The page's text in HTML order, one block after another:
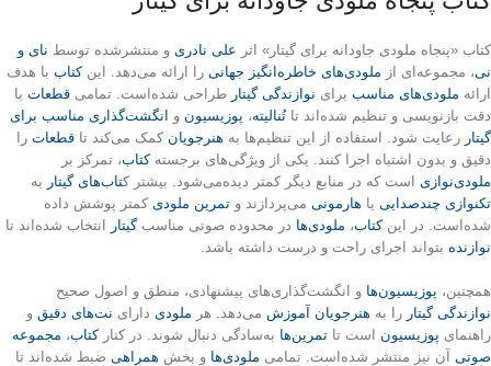
کتاب «پنجاه ملودی جاودانه برای گیتار» اثر علی نادری و منتشرشده توسط نای و
نی، مجموعه‌ای از ملودی‌های خاطره‌انگیز جهانی را ارائه می‌دهد. اینکتاب با هدف
ارائه ملودی‌های مناسب برای نوازندگی گیتار طراحی شده‌است. تمامی قطعات با
دقت بازنویسی و تنظیم شده‌اند تا تُنالیته، پوزیسیون و انگشت‌گذاری مناسب برای
گیتار رعایت شود. استفاده از این تنظیم‌ها به هنرجویان کمک می‌کند تا قطعات را
دقیق و بدون اشتباه اجرا کنند. یکی از ویژگی‌های برجستهکتاب، تمرکز بر
ملودی‌نوازی است که در منابع دیگر کمتر دیده‌می‌شود. بیشتر کتاب‌های گیتار به
تکنوازی چندصدایی یا هارمونی می‌پردازند و تمرین ملودی کمتر پوشش داده
شده‌است. در اینکتاب، ملودی‌ها در محدوده صوتی مناسبگیتار انتخاب شده‌اند تا
نوازنده بتواند اجرای راحت و درست داشته باشد.
همچنین، پوزیسیون‌ها و انگشت‌گذاری‌های پیشنهادی، منطق و اصول صحیح
نوازندگی گیتار را به هنرجویان آموزش می‌دهد. هر ملودی دارای نت‌های دقیق و
راهنمای پوزیسیون است تا تمرین‌ها به‌سادگی دنبال شوند. در کنارکتاب، مجموعه
صوتی آن نیز منتشر شده‌است. تمامی ملودی‌ها و بخش همراهی ضبط شده‌اند تا